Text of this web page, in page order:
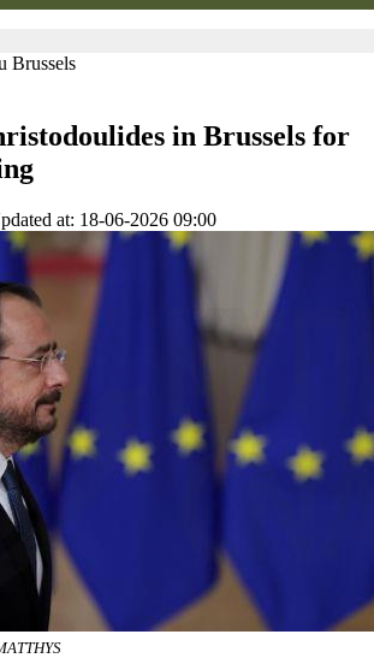
Brussels
in Brussels for
at: 18-06-2026 09:00